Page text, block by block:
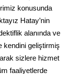
konusunda
Hatay’nin
alanında ve
kendini geliştirmiş
sizlere hizmet
faaliyetlerde